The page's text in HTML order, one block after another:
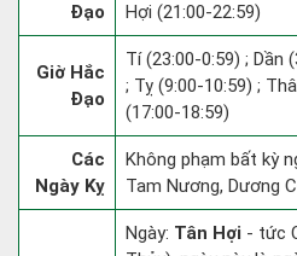
Đạo
Hợi (21:00-22:59)
Giờ Hắc
Đạo
Tí (23:00-0:59) ; Dần
; Tỵ (9:00-10:59) ;
(17:00-18:59)
Các
Ngày Kỵ
Không phạm bất kỳ
Tam Nương, Dương
Ngày: Tân Hợi - tức